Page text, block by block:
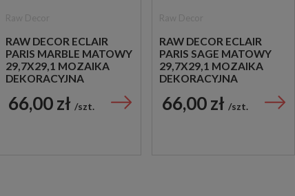
RAW DECOR ECLAIR
PARIS MARBLE MATOWY
29,7X29,1 MOZAIKA
DEKORACYJNA
66,00 zł szt.
RAW DECOR ECLAIR
PARIS SAGE MATOWY
29,7X29,1 MOZAIKA
DEKORACYJNA
66,00 zł szt.